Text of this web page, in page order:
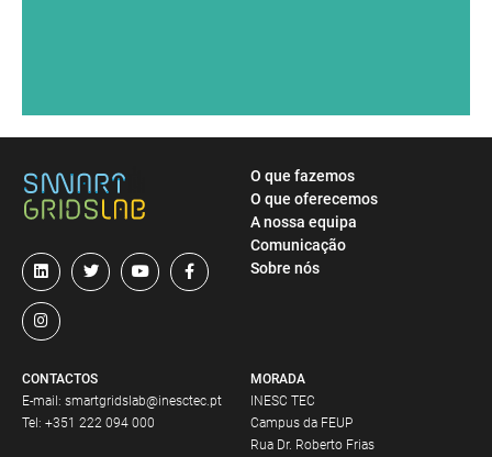
MORADA
INESC TEC
Campus da FEUP
Rua Dr. Roberto Frias
CONTACTOS
E-mail: smartgridslab@inesctec.pt
Tel: +351 222 094 000
O que fazemos
O que oferecemos
A nossa equipa
Comunicação
Sobre nós